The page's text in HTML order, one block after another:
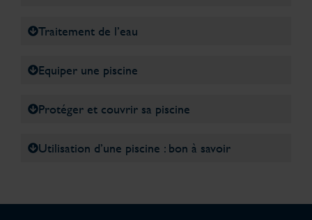
Traitement de l’eau
Equiper une piscine
Protéger et couvrir sa piscine
Utilisation d’une piscine : bon à savoir